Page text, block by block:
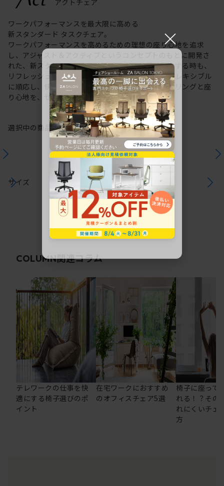
ワークパフォーマンスを最大限に高める
新スタンダード タスクチェア。
ワークパフォーマンスを高めるための理想の座り心地を追求
し、アジャスト＆アクティブというコンセプトのもとに開発さ
れた、新スタンダードのタスクチェア。作業に集中する時も、
リフレッシュする時も、座る姿勢や身体の動きにフレキシブル
に順応し、快適にサポートします。新感覚のスタイリングと座
り心地を、ぜひご体感ください。
選択中の商品情報保証注意事項
サイズ
COLUMN関連コラム
テレワークの仕事を快
適にする椅子選びのポ
イント
在宅ワークにおすすめ
のオフィスチェア5選
椅子に座って
れる！？その
れにくいチェ
方
×